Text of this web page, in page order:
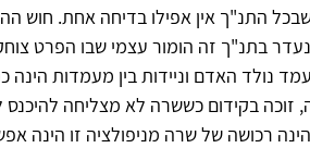
התנ"ך אין אפילו בדיחה אחת. חוש
בתנ"ך זה הומור עצמי שבו הפרט
נולד האדם וניידות בין מעמדות
בקידום כששרה לא מצליחה להיכנס
רכושה של שרה מניפולציה זו הינה